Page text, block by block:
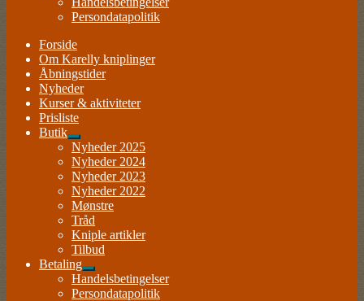
Persondatapolitik
Forside
Om Karelly kniplinger
Åbningstider
Nyheder
Kurser & aktiviteter
Prisliste
Butik
Udfold
undermenu
Nyheder 2025
Nyheder 2024
Nyheder 2023
Nyheder 2022
Mønstre
Tråd
Kniple artikler
Tilbud
Betaling
Udfold
undermenu
Handelsbetingelser
Persondatapolitik